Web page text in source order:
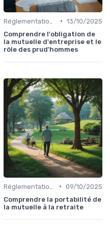
• 13/10/2025
Comprendre l'obligation de
la mutuelle d'entreprise et le
rôle des prud'hommes
• 09/10/2025
Comprendre la portabilité de
la mutuelle à la retraite